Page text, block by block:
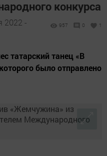
конкурса
2022 -
957 0 1
татарский танец «В
было отправлено